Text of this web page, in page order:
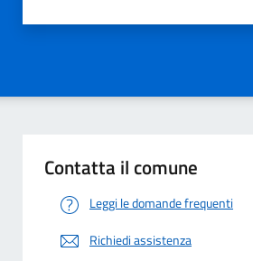
Contatta il comune
Leggi le domande frequenti
Richiedi assistenza